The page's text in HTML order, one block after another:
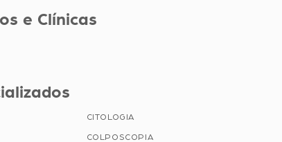
e Clínicas
CITOLOGIA
COLPOSCOPIA